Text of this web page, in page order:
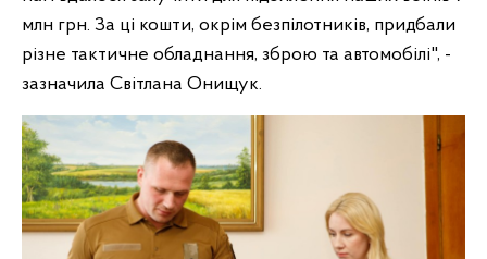
млн грн. За ці кошти, окрім безпілотників, придбали
різне тактичне обладнання, зброю та автомобілі", -
зазначила Світлана Онищук.